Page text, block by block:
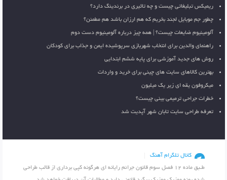
ریمیکس تبلیغاتی چیست و چه تاثیری در برندینگ دارد؟
چطور جم موبایل لجند بخریم که هم ارزان باشد هم مطمئن؟
آلومینیوم ضایعات چیست؟ | همه چیز درباره آلومینیوم دست دوم
راهنمای والدین برای انتخاب شهربازی سرپوشیده ایمن و جذاب برای کودکان
روش های جدید آموزشی برای پایه ششم ابتدایی
بهترین کالاهای سایت های چینی برای خرید و واردات
میکروفون یقه ای زیر یک میلیون
خطرات جراحی ترمیمی بینی چیست؟
تعرفه طراحی سایت تابان شهر آپدیت شد
کانال تلگرام آهنگ
طـبق ماده 12 فصل سوم قانون جرائم رایانه ای هرگونه کپی برداری از قالب طراحی